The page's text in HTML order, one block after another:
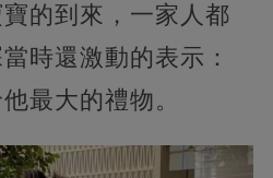
的到來，一家人都
時還激動的表示：
最大的禮物。